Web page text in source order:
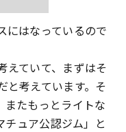
にはなっているので
えていて、まずはそ
と考えています。そ
またもっとライトな
ュア公認ジム」と